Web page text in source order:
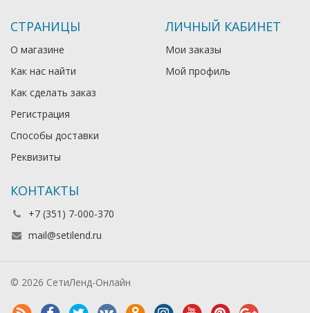
СТРАНИЦЫ
О магазине
Как нас найти
Как сделать заказ
Регистрация
Способы доставки
Реквизиты
ЛИЧНЫЙ КАБИНЕТ
Мои заказы
Мой профиль
КОНТАКТЫ
+7 (351) 7-000-370
mail@setilend.ru
© 2026 СетиЛенд-Онлайн